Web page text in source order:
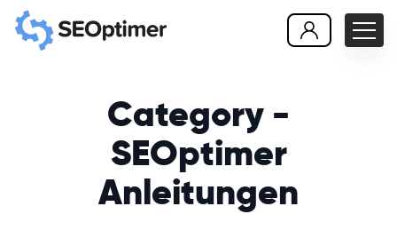
Category -
SEOptimer
Anleitungen